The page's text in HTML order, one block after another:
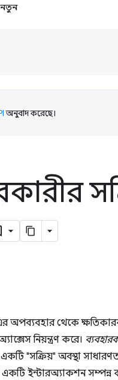
নতুন
অনুবাদ করেছে।
থেকে ক্ষতিকারক
নিয়ন্ত্রণ করে।
"সক্রিয়" অবস্থা
ইন্টারঅ্যাকশন সম্পন্ন